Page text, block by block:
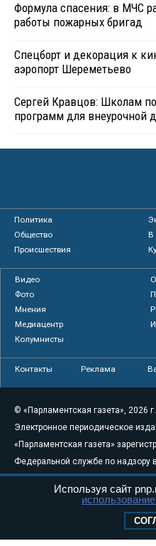
Формула спасения: в МЧС
работы пожарных бригад
Спецборт и декорация к
аэропорт Шереметьево
Сергей Кравцов: Школам
программ для внеурочной
Политика
Общество
В
Происшествия
Видео
Фото
Мнения
Медиацентр
Колумнисты
Контакты Реклама
© «Парламентская газета», 2026 г.
Электронное периодическое
«Парламентская газета»
Федеральной службе по надзору
связи, информационных
массовых коммуникаций
Свидетельство о регистрации
Используя сайт